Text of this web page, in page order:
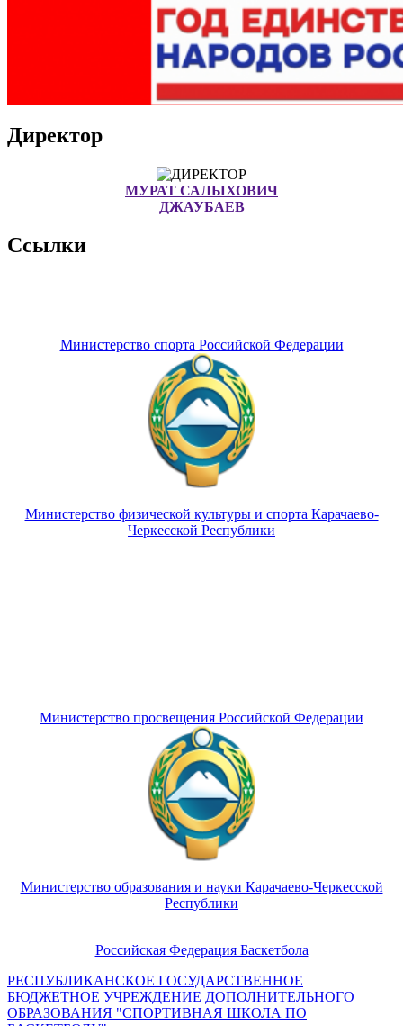
Директор
МУРАТ САЛЫХОВИЧ
ДЖАУБАЕВ
Ссылки
Министерство спорта Российской Федерации
Министерство физической культуры и спорта Карачаево-
Черкесской Республики
Министерство просвещения Российской Федерации
Министерство образования и науки Карачаево-Черкесской
Республики
Российская Федерация Баскетбола
РЕСПУБЛИКАНСКОЕ ГОСУДАРСТВЕННОЕ
БЮДЖЕТНОЕ УЧРЕЖДЕНИЕ ДОПОЛНИТЕЛЬНОГО
ОБРАЗОВАНИЯ "СПОРТИВНАЯ ШКОЛА ПО